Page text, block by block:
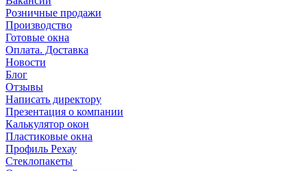
Розничные продажи
Производство
Готовые окна
Оплата. Доставка
Новости
Блог
Отзывы
Написать директору
Презентация о компании
Калькулятор окон
Пластиковые окна
Профиль Рехау
Стеклопакеты